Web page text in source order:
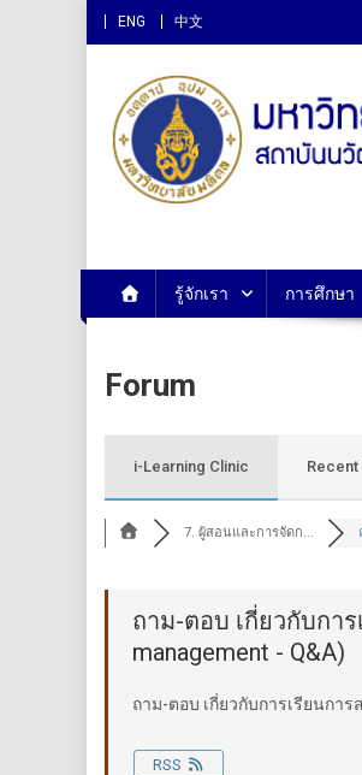
ENG 中文
สถาบันนวัตกร
รู้จักเรา การศึกษา
Forum
i-Learning Clinic
7. ผู้สอนและการจัดก...
ถาม-ตอบ เกี่ยวกับกา
management - Q&A)
ถาม-ตอบ เกี่ยวกับการเรียนกา
RSS